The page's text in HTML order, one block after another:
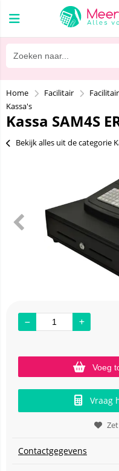
Home Facilitair
Kassa's
Kassa SAM4S
Bekijk alles uit de categorie
Voeg
Vraag
Contactgegevens